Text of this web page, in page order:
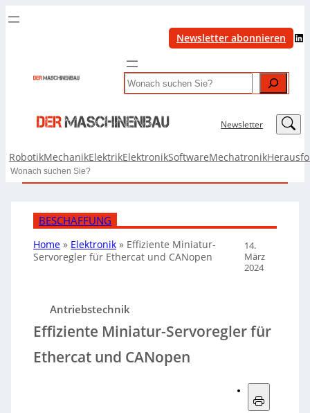
Newsletter abonnieren LinkedIn
Search
Newsletter LinkedIn
RobotikMechanikElektrikElektronikSoftwareMechatronik
Search
BESCHAFFUNG
Home » Elektronik » Effiziente Miniatur-
Servoregler für Ethercat und CANopen
14.
März
2024
Antriebstechnik
Effiziente Miniatur-Servoregler für
Ethercat und CANopen